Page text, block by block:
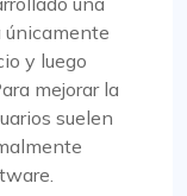
únicamente
y luego
mejorar la
suelen